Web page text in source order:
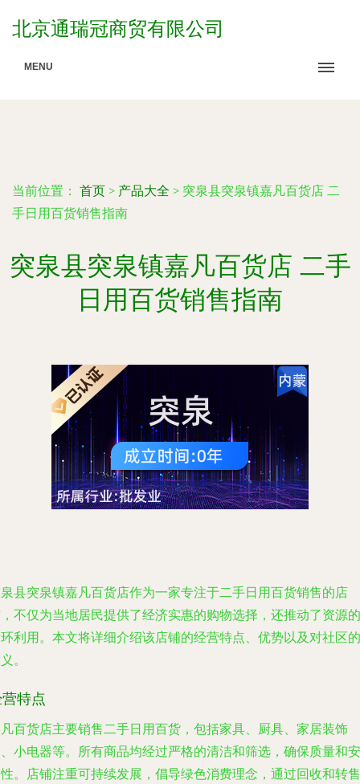
北京通瑞冠商贸有限公司
MENU
当前位置： 首页 > 产品大全 > 突泉县突泉镇嘉凡百货店 二
手日用百货销售指南
突泉县突泉镇嘉凡百货店 二手
日用百货销售指南
县突泉镇嘉凡百货店作为一家专注于二手日用百货销售的店
不仅为当地居民提供了经济实惠的购物选择，还推动了资源的
利用。本文将详细介绍该店铺的经营特点、优势以及对社区的
。
特点
百货店主要销售二手日用百货，包括家具、厨具、家居装饰
小电器等。所有商品均经过严格的清洁和筛选，确保质量和安
。店铺注重可持续发展，倡导绿色消费理念，通过回收和转售